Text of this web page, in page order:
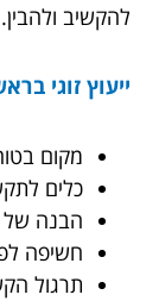
להקשיב ולהבין.
ייעוץ זוגי
מקום
כלים
הבנה של
חשיפה
תרגול